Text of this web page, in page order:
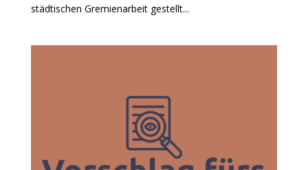
städtischen Gremienarbeit gestellt...